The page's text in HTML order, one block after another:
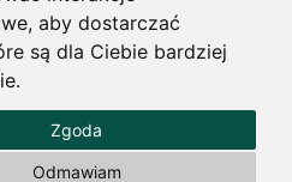
, aby dostarczać
są dla Ciebie bardziej
.
Zgoda
Odmawiam
Wszystkie prawa zastrzeżone.
MOUTON interactive
profil na: